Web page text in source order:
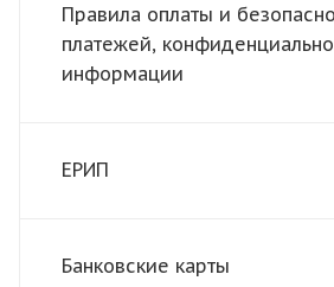
Правила оплаты и
платежей,
информации
ЕРИП
Банковские карты